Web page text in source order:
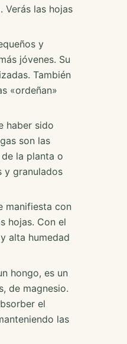
Verás las hojas
y
jóvenes. Su
También
«ordeñan»
haber sido
son las
la planta o
y granulados
manifiesta con
hojas. Con el
alta humedad
hongo, es un
de magnesio.
el
las